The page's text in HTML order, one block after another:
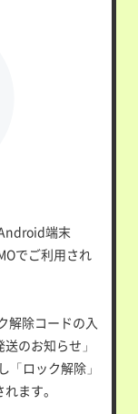
端末
でご利用され
解除コードの入
のお知らせ」
「ロック解除」
ます。